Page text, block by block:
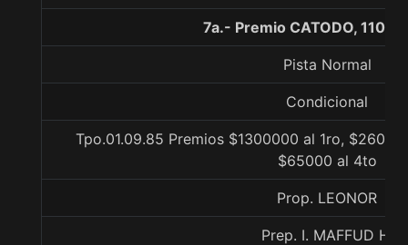
7a.- Premio CATODO, 1100
Pista Normal
Condicional
Tpo.01.09.85 Premios $1300000 al 1ro,
$65000 al 4to
Prop. LEONOR
Prep. I. MAFFUD H.